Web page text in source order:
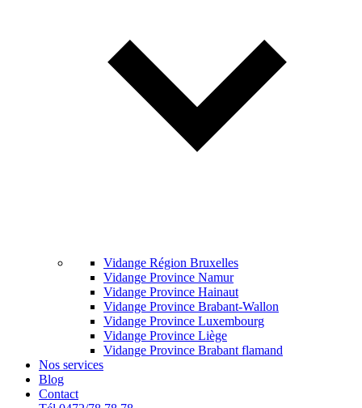
Vidange Région Bruxelles
Vidange Province Namur
Vidange Province Hainaut
Vidange Province Brabant-Wallon
Vidange Province Luxembourg
Vidange Province Liège
Vidange Province Brabant flamand
Nos services
Blog
Contact